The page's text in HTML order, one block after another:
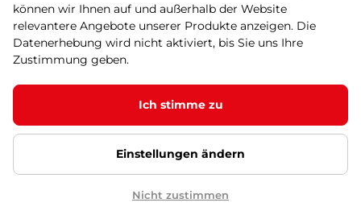
fitnesskleingeräte
Bestseller
fitnesskleingeräte
- Vergleich
fitnesskleingeräte
- Vergleich
Warum bei uns einkaufen?
können wir Ihnen auf und außerhalb der Website
relevantere Angebote unserer Produkte anzeigen. Die
Datenerhebung wird nicht aktiviert, bis Sie uns Ihre
Zustimmung geben.
Ich stimme zu
Einstellungen ändern
Nicht zustimmen